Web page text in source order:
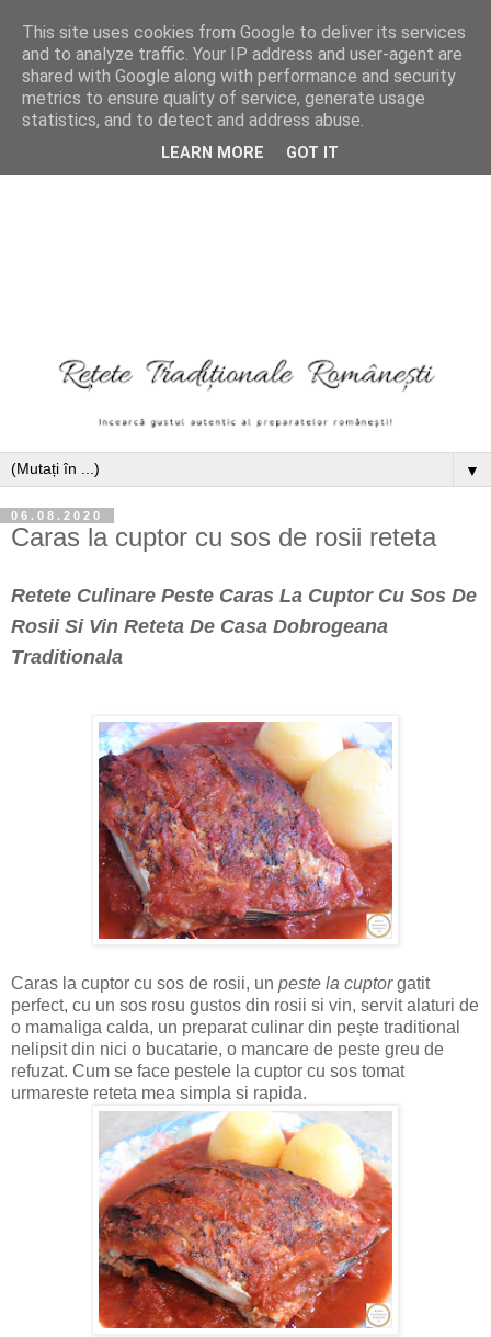
▼
06.08.2020
Caras la cuptor cu sos de rosii reteta
Retete Culinare Peste Caras La Cuptor Cu Sos De
Rosii Si Vin Reteta De Casa Dobrogeana
Traditionala
Caras la cuptor cu sos de rosii, un peste la cuptorgatit
perfect, cu un sos rosu gustos din rosii si vin, servit alaturi de
o mamaliga calda, un preparat culinar din pește traditional
nelipsit din nici o bucatarie, o mancare de peste greu de
refuzat. Cum se face pestele la cuptor cu sos tomat
urmareste reteta mea simpla si rapida.
This site uses cookies from Google to deliver its services
and to analyze traffic. Your IP address and user-agent are
shared with Google along with performance and security
metrics to ensure quality of service, generate usage
statistics, and to detect and address abuse.
LEARN MORE GOT IT